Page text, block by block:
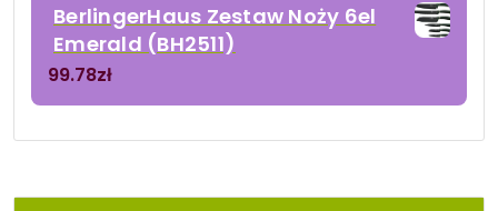
BerlingerHaus Zestaw Noży 6el
Emerald (BH2511)
99.78zł